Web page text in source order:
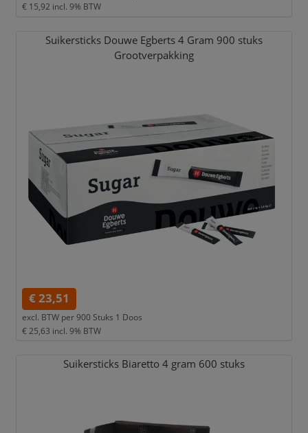
€ 15,92 incl. 9% BTW
Suikersticks Douwe Egberts 4 Gram 900 stuks
Grootverpakking
€ 23,51
excl. BTW per900 Stuks 1 Doos
€ 25,63 incl. 9% BTW
Suikersticks Biaretto 4 gram 600 stuks